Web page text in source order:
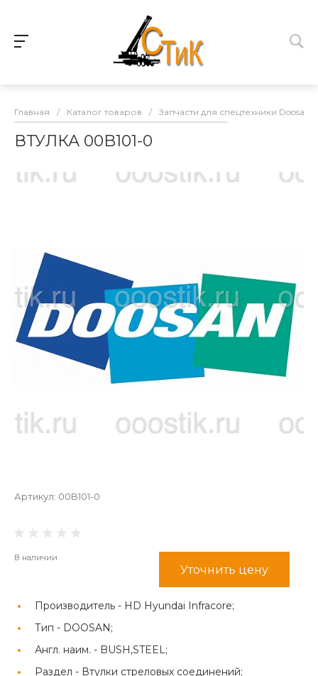
Главная / Каталог товаров / Запчасти для спецтехники Doosan
ВТУЛКА 00B101-0
Артикул: 00B101-0
В наличии
Уточнить цену
Производитель - HD Hyundai Infracore;
Тип - DOOSAN;
Англ. наим. - BUSH,STEEL;
Раздел - Втулки стреловых соединений;